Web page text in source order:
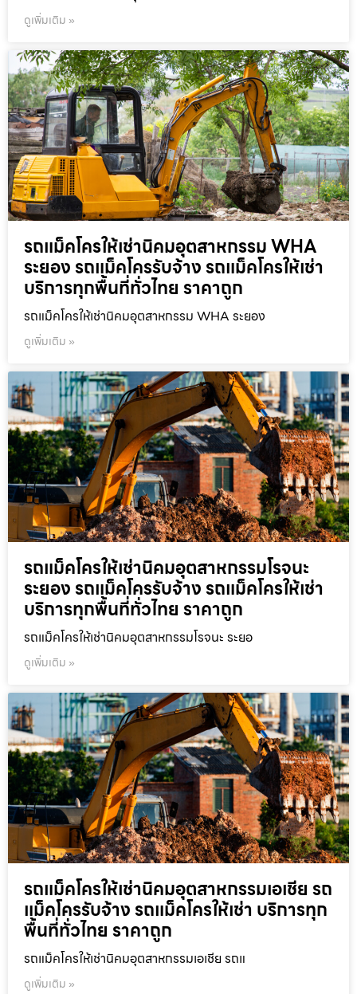
ดูเพิ่มเติม »
รถแม็คโครให้เช่านิคมอุตสาหกรรม WHA
ระยอง รถแม็คโครรับจ้าง รถแม็คโครให้เช่า
บริการทุกพื้นที่ทั่วไทย ราคาถูก
รถแม็คโครให้เช่านิคมอุตสาหกรรม WHA ระยอง
ดูเพิ่มเติม »
รถแม็คโครให้เช่านิคมอุตสาหกรรมโรจนะ
ระยอง รถแม็คโครรับจ้าง รถแม็คโครให้เช่า
บริการทุกพื้นที่ทั่วไทย ราคาถูก
รถแม็คโครให้เช่านิคมอุตสาหกรรมโรจนะ ระยอ
ดูเพิ่มเติม »
รถแม็คโครให้เช่านิคมอุตสาหกรรมเอเชีย รถ
แม็คโครรับจ้าง รถแม็คโครให้เช่า บริการทุก
พื้นที่ทั่วไทย ราคาถูก
รถแม็คโครให้เช่านิคมอุตสาหกรรมเอเชีย รถแ
ดูเพิ่มเติม »